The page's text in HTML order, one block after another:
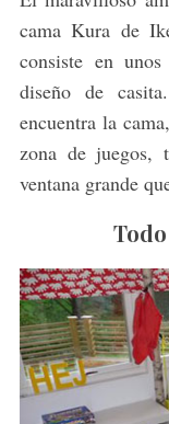
cama Kura de
consiste en
diseño de
encuentra la
zona de juegos,
ventana grande